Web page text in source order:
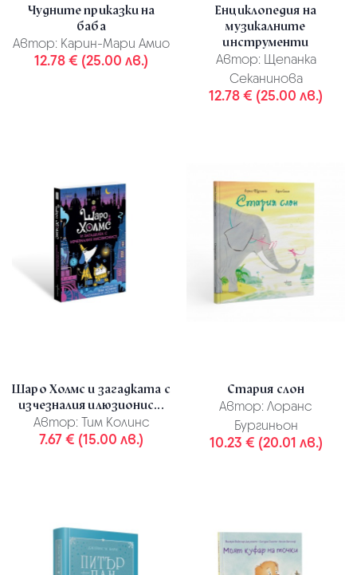
Чудните приказки на
баба
Автор: Карин-Мари Амио
12.78 € (25.00 лв.)
Енциклопедия на
музикалните
инструменти
Автор: Щепанка
Секанинова
12.78 € (25.00 лв.)
Шаро Холмс и загадката с
изчезналия илюзионис...
Автор: Тим Колинс
7.67 € (15.00 лв.)
Стария слон
Автор: Лоранс
Бургиньон
10.23 € (20.01 лв.)